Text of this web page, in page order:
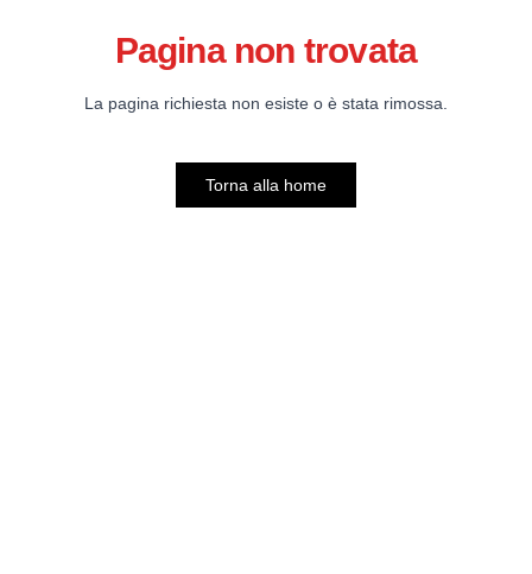
Pagina non trovata
La pagina richiesta non esiste o è stata rimossa.
Torna alla home